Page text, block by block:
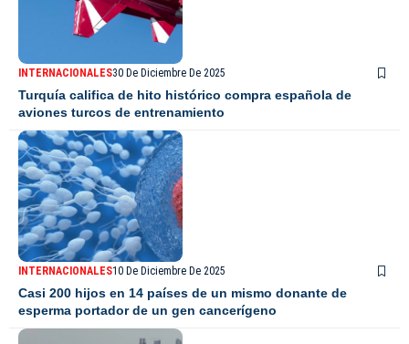
INTERNACIONALES30 De Diciembre De 2025
Turquía califica de hito histórico compra española de
aviones turcos de entrenamiento
INTERNACIONALES10 De Diciembre De 2025
Casi 200 hijos en 14 países de un mismo donante de
esperma portador de un gen cancerígeno